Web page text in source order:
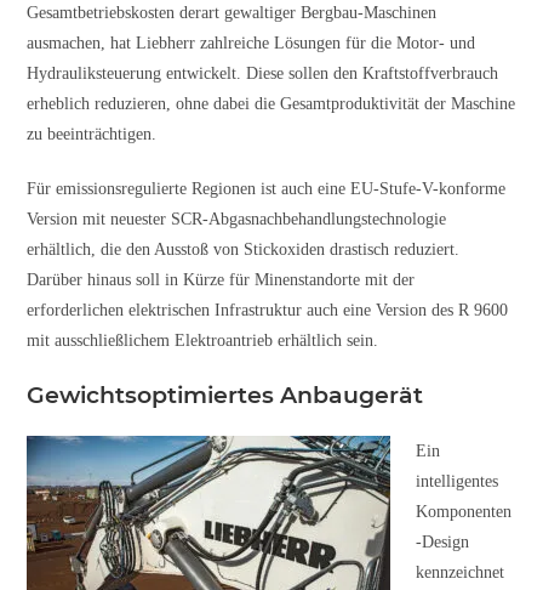
Gesamtbetriebskosten derart gewaltiger Bergbau-Maschinen
ausmachen, hat Liebherr zahlreiche Lösungen für die Motor- und
Hydrauliksteuerung entwickelt. Diese sollen den Kraftstoffverbrauch
erheblich reduzieren, ohne dabei die Gesamtproduktivität der Maschine
zu beeinträchtigen.
Für emissionsregulierte Regionen ist auch eine EU-Stufe-V-konforme
Version mit neuester SCR-Abgasnachbehandlungstechnologie
erhältlich, die den Ausstoß von Stickoxiden drastisch reduziert.
Darüber hinaus soll in Kürze für Minenstandorte mit der
erforderlichen elektrischen Infrastruktur auch eine Version des R 9600
mit ausschließlichem Elektroantrieb erhältlich sein.
Gewichtsoptimiertes Anbaugerät
Ein
intelligentes
Komponenten
-Design
kennzeichnet